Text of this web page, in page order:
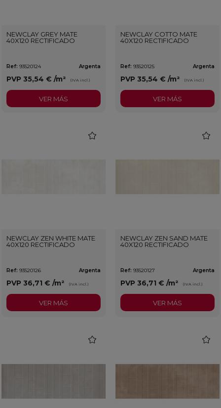
NEWCLAY GREY MATE
40X120 RECTIFICADO
Ref: 93520124 Argenta
PVP 35,54 € /m² (IVA incl.)
VER MÁS
NEWCLAY COTTO MATE
40X120 RECTIFICADO
Ref: 93520125 Argenta
PVP 35,54 € /m² (IVA incl.)
VER MÁS
NEWCLAY ZEN WHITE MATE
40X120 RECTIFICADO
Ref: 93520126 Argenta
PVP 36,71 € /m² (IVA incl.)
VER MÁS
NEWCLAY ZEN SAND MATE
40X120 RECTIFICADO
Ref: 93520127 Argenta
PVP 36,71 € /m² (IVA incl.)
VER MÁS